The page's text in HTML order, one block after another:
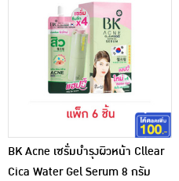
BK Acne เซรั่มบำรุงผิวหน้า Cllear
Cica Water Gel Serum 8 กรัม